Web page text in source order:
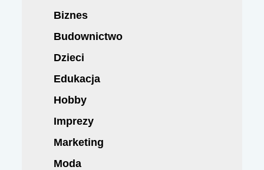
Biznes
Budownictwo
Dzieci
Edukacja
Hobby
Imprezy
Marketing
Moda